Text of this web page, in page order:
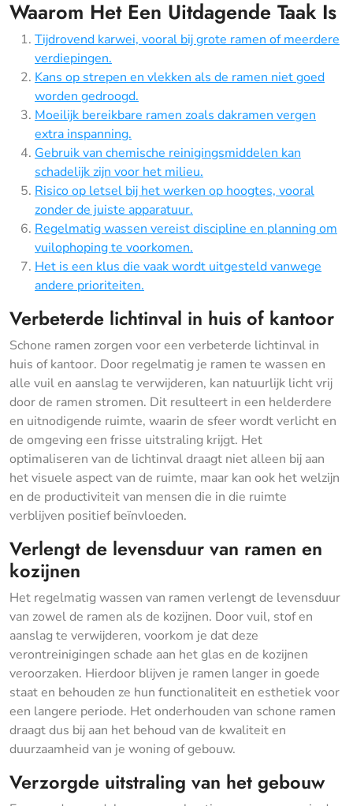
Waarom Het Een Uitdagende Taak Is
Tijdrovend karwei, vooral bij grote ramen of meerdere
verdiepingen.
Kans op strepen en vlekken als de ramen niet goed
worden gedroogd.
Moeilijk bereikbare ramen zoals dakramen vergen
extra inspanning.
Gebruik van chemische reinigingsmiddelen kan
schadelijk zijn voor het milieu.
Risico op letsel bij het werken op hoogtes, vooral
zonder de juiste apparatuur.
Regelmatig wassen vereist discipline en planning om
vuilophoping te voorkomen.
Het is een klus die vaak wordt uitgesteld vanwege
andere prioriteiten.
Verbeterde lichtinval in huis of kantoor
Schone ramen zorgen voor een verbeterde lichtinval in
huis of kantoor. Door regelmatig je ramen te wassen en
alle vuil en aanslag te verwijderen, kan natuurlijk licht vrij
door de ramen stromen. Dit resulteert in een helderdere
en uitnodigende ruimte, waarin de sfeer wordt verlicht en
de omgeving een frisse uitstraling krijgt. Het
optimaliseren van de lichtinval draagt niet alleen bij aan
het visuele aspect van de ruimte, maar kan ook het welzijn
en de productiviteit van mensen die in die ruimte
verblijven positief beïnvloeden.
Verlengt de levensduur van ramen en
kozijnen
Het regelmatig wassen van ramen verlengt de levensduur
van zowel de ramen als de kozijnen. Door vuil, stof en
aanslag te verwijderen, voorkom je dat deze
verontreinigingen schade aan het glas en de kozijnen
veroorzaken. Hierdoor blijven je ramen langer in goede
staat en behouden ze hun functionaliteit en esthetiek voor
een langere periode. Het onderhouden van schone ramen
draagt dus bij aan het behoud van de kwaliteit en
duurzaamheid van je woning of gebouw.
Verzorgde uitstraling van het gebouw